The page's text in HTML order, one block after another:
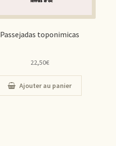
Passejadas toponimicas
22,50€
Ajouter au panier